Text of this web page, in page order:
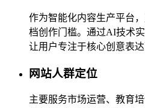
作为智能化内容生产平台
档创作门槛。通过AI技术
让用户专注于核心创意表达
网站人群定位
主要服务市场运营、教育